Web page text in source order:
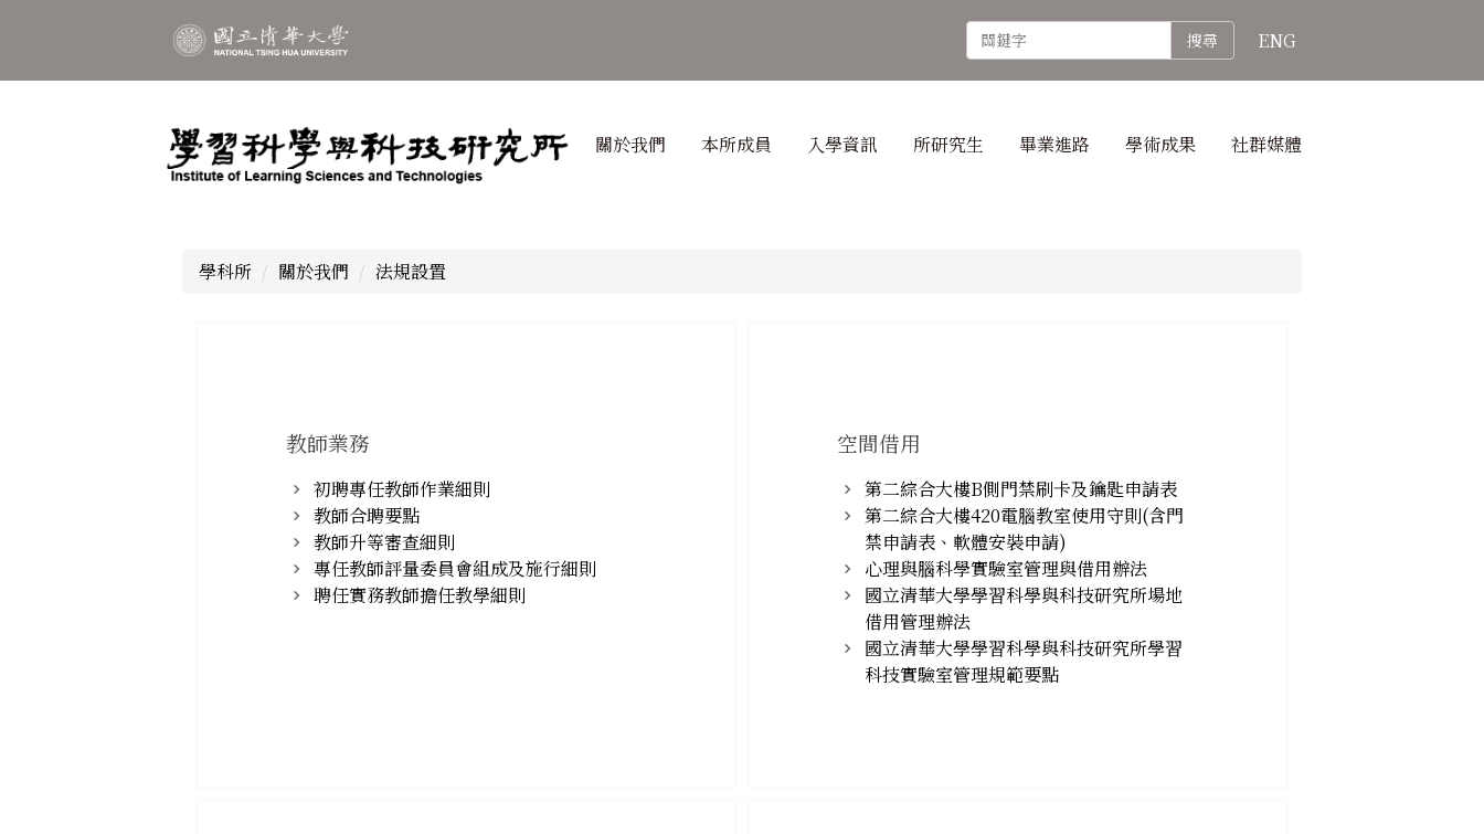
搜尋 ENG
關於我們 本所成員 入學資訊 所研究生 畢業進路 學術成果 社群媒體
學科所 關於我們 法規設置
教師業務
初聘專任教師作業細則
教師合聘要點
教師升等審查細則
專任教師評量委員會組成及施行細則
聘任實務教師擔任教學細則
空間借用
第二綜合大樓B側門禁刷卡及鑰匙申請表
第二綜合大樓420電腦教室使用守則(含門
禁申請表、軟體安裝申請)
心理與腦科學實驗室管理與借用辦法
國立清華大學學習科學與科技研究所場地
借用管理辦法
國立清華大學學習科學與科技研究所學習
科技實驗室管理規範要點